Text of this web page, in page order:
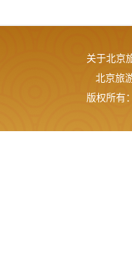
关于北京
北京旅
版权所有